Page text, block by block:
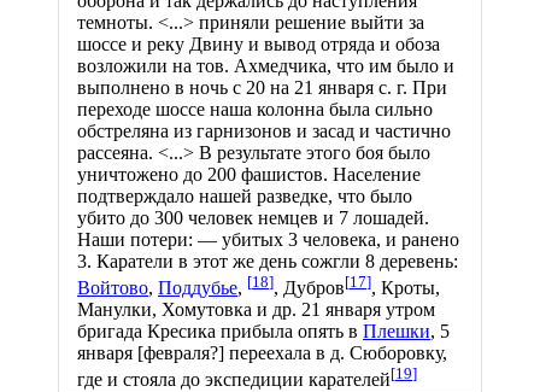
темноты. <...> приняли решение выйти за
шоссе и реку Двину и вывод отряда и обоза
возложили на тов. Ахмедчика, что им было и
выполнено в ночь с 20 на 21 января с. г. При
переходе шоссе наша колонна была сильно
обстреляна из гарнизонов и засад и частично
рассеяна. <...> В результате этого боя было
уничтожено до 200 фашистов. Население
подтверждало нашей разведке, что было
убито до 300 человек немцев и 7 лошадей.
Наши потери: — убитых 3 человека, и ранено
3. Каратели в этот же день сожгли 8 деревень:
Войтово, Поддубье, [18], Дубров[17], Кроты,
Манулки, Хомутовка и др. 21 января утром
бригада Кресика прибыла опять в Плешки, 5
января [февраля?] переехала в д. Сюборовку,
где и стояла до экспедиции карателей[19]